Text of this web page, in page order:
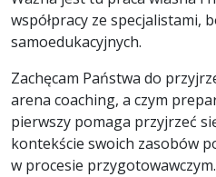
współpracy ze specjalistami,
samoedukacyjnych.
Zachęcam Państwa do
arena coaching, a czym
pierwszy pomaga przyjrzeć
kontekście swoich zasobów
w procesie przygotowawczym.